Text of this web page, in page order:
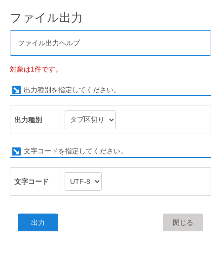
ファイル出力
ファイル出力ヘルプ
対象は1件です。
出力種別を指定してください。
出力種別
文字コードを指定してください。
文字コード